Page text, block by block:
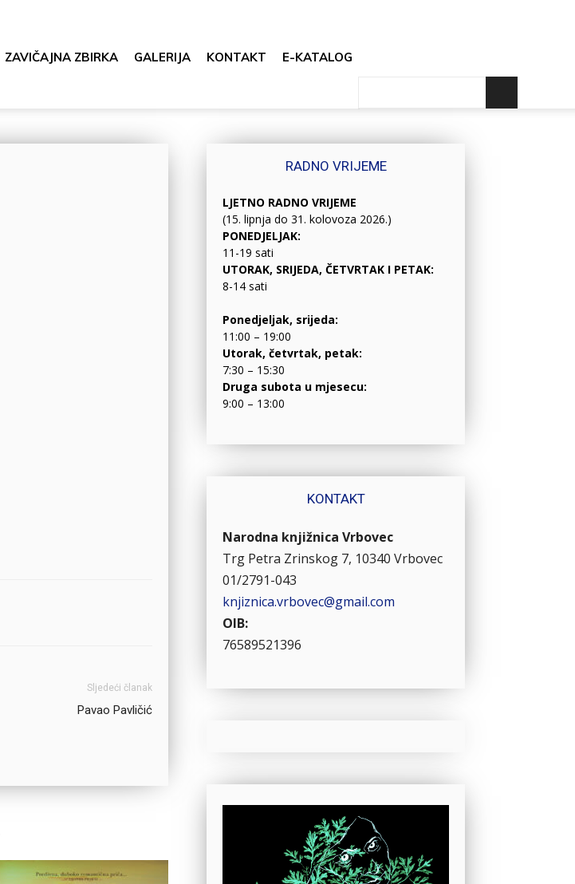
ZAVIČAJNA ZBIRKA GALERIJA KONTAKT E-KATALOG
Sljedeći članak
Pavao Pavličić
RADNO VRIJEME
LJETNO RADNO VRIJEME
(15. lipnja do 31. kolovoza 2026.)
PONEDJELJAK:
11-19 sati
UTORAK, SRIJEDA, ČETVRTAK I PETAK:
8-14 sati
Ponedjeljak, srijeda:
11:00 – 19:00
Utorak, četvrtak, petak:
7:30 – 15:30
Druga subota u mjesecu:
9:00 – 13:00
KONTAKT
Narodna knjižnica Vrbovec
Trg Petra Zrinskog 7, 10340 Vrbovec
01/2791-043
knjiznica.vrbovec@gmail.com
OIB:
76589521396